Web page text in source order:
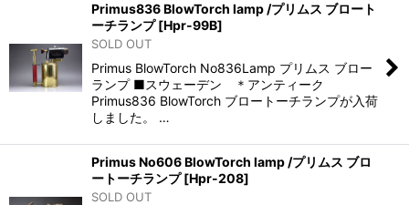
Primus836 BlowTorch lamp /プリムス ブロート
ーチランプ [Hpr-99B]
SOLD OUT
Primus BlowTorch No836Lamp プリムス ブロー
ランプ ■スウェーデン ＊アンティーク
Primus836 BlowTorch ブロートーチランプが入荷
しました。 …
Primus No606 BlowTorch lamp /プリムス ブロ
ートーチランプ [Hpr-208]
SOLD OUT